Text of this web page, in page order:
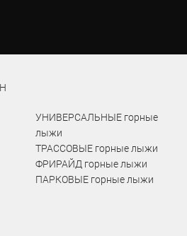
УНИВЕРСАЛЬНЫЕ горные
лыжи
ТРАССОВЫЕ горные лыжи
ФРИРАЙД горные лыжи
ПАРКОВЫЕ горные лыжи